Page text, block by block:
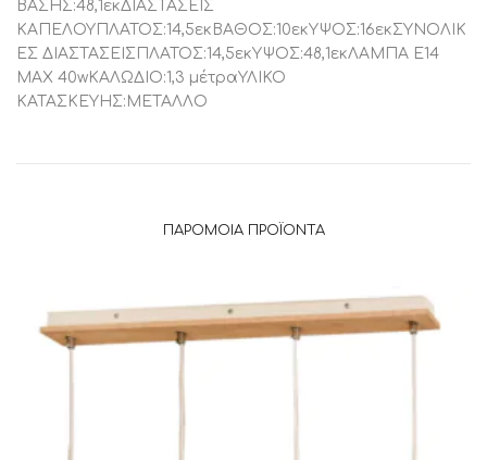
ΒΑΣΗΣ:48,1εκΔΙΑΣΤΑΣΕΙΣ
ΚΑΠΕΛΟΥΠΛΑΤΟΣ:14,5εκΒΑΘΟΣ:10εκΥΨΟΣ:16εκΣΥΝΟΛΙΚ
ΕΣ ΔΙΑΣΤΑΣΕΙΣΠΛΑΤΟΣ:14,5εκΥΨΟΣ:48,1εκΛΑΜΠΑ Ε14
ΜΑΧ 40wΚΑΛΩΔΙΟ:1,3 μέτραΥΛΙΚΟ
ΚΑΤΑΣΚΕΥΗΣ:ΜΕΤΑΛΛΟ
ΠΑΡΌΜΟΙΑ ΠΡΟΪΌΝΤΑ